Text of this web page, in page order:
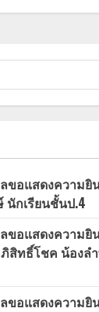
ขอแสดงความ
นักเรียนชั้นป.4
ขอแสดงความ
ทธิ์โชค น้องล
ลขอแสดงความ